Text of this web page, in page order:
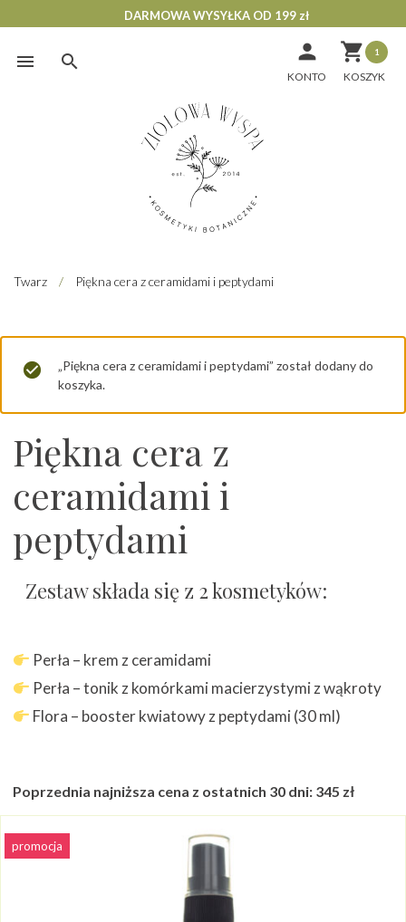
Skip
DARMOWA WYSYŁKA OD 199 zł
 1

KONTO
Twarz / Piękna cera z ceramidami i peptydami
„Piękna cera z ceramidami i peptydami” został dodany do
koszyka.
Piękna cera z
ceramidami i
peptydami
Zestaw składa się z 2 kosmetyków:
Perła – krem z ceramidami
Perła – tonik z komórkami macierzystymi z wąkroty
Flora – booster kwiatowy z peptydami (30 ml)
Poprzednia najniższa cena z ostatnich 30 dni: 345 zł
promocja